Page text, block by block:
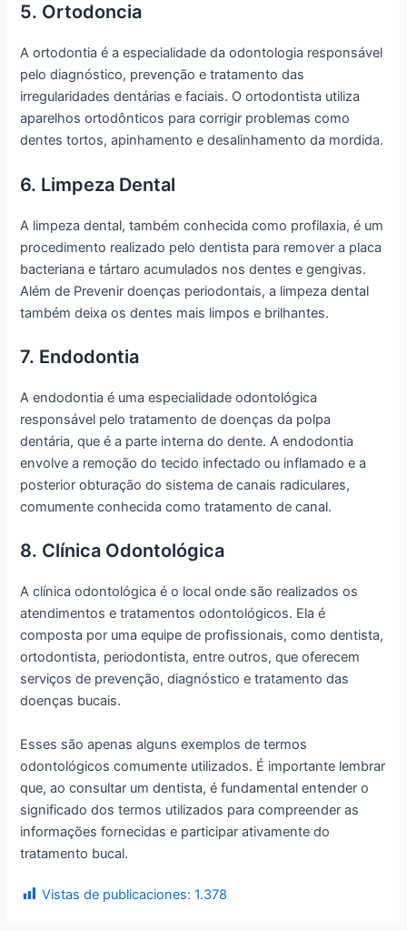
5. Ortodoncia
A ortodontia é a especialidade da odontologia responsável
pelo diagnóstico, prevenção e tratamento das
irregularidades dentárias e faciais. O ortodontista utiliza
aparelhos ortodônticos para corrigir problemas como
dentes tortos, apinhamento e desalinhamento da mordida.
6. Limpeza Dental
A limpeza dental, também conhecida como profilaxia, é um
procedimento realizado pelo dentista para remover a placa
bacteriana e tártaro acumulados nos dentes e gengivas.
Além de Prevenir doenças periodontais, a limpeza dental
também deixa os dentes mais limpos e brilhantes.
7. Endodontia
A endodontia é uma especialidade odontológica
responsável pelo tratamento de doenças da polpa
dentária, que é a parte interna do dente. A endodontia
envolve a remoção do tecido infectado ou inflamado e a
posterior obturação do sistema de canais radiculares,
comumente conhecida como tratamento de canal.
8. Clínica Odontológica
A clínica odontológica é o local onde são realizados os
atendimentos e tratamentos odontológicos. Ela é
composta por uma equipe de profissionais, como dentista,
ortodontista, periodontista, entre outros, que oferecem
serviços de prevenção, diagnóstico e tratamento das
doenças bucais.
Esses são apenas alguns exemplos de termos
odontológicos comumente utilizados. É importante lembrar
que, ao consultar um dentista, é fundamental entender o
significado dos termos utilizados para compreender as
informações fornecidas e participar ativamente do
tratamento bucal.
Vistas de publicaciones: 1.378